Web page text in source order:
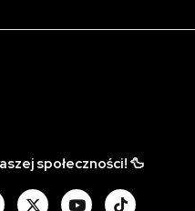
społeczności! 🦆